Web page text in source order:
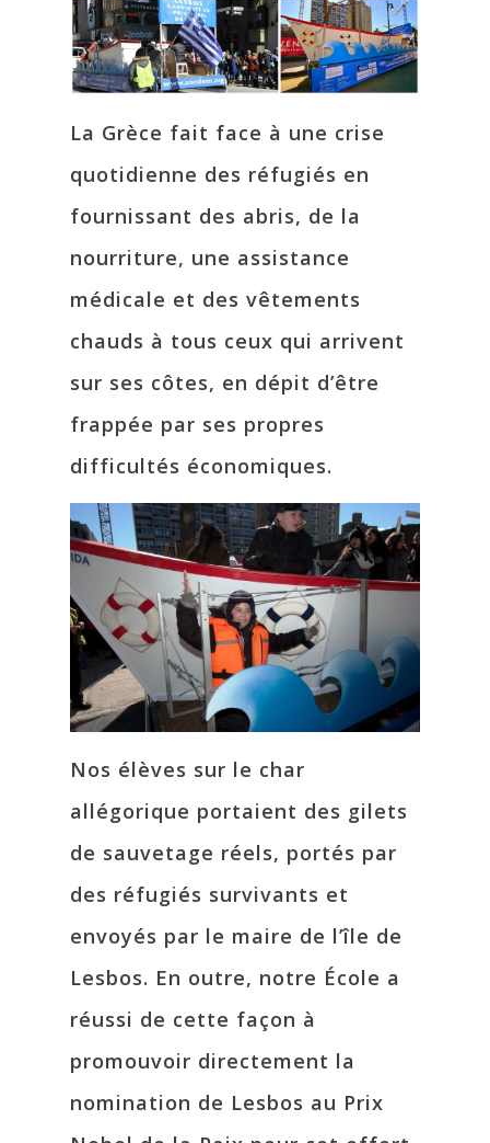
La Grèce fait face à une crise
quotidienne des réfugiés en
fournissant des abris, de la
nourriture, une assistance
médicale et des vêtements
chauds à tous ceux qui arrivent
sur ses côtes, en dépit d’être
frappée par ses propres
difficultés économiques.
Nos élèves sur le char
allégorique portaient des gilets
de sauvetage réels, portés par
des réfugiés survivants et
envoyés par le maire de l’île de
Lesbos. En outre, notre École a
réussi de cette façon à
promouvoir directement la
nomination de Lesbos au Prix